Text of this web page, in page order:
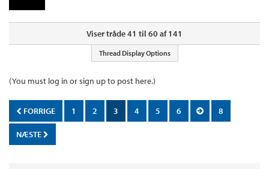
Viser tråde 41 til 60 af 141
Thread Display Options
(You must log in or sign up to post here.)
FORRIGE 1 2 3 4 5 6 8
NÆSTE